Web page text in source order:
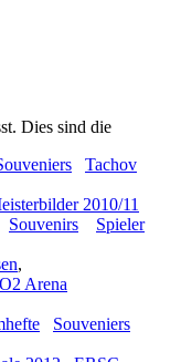
Dies sind die
Tachov
2010/11
Souvenirs
Spieler
,
O2 Arena
Souveniers